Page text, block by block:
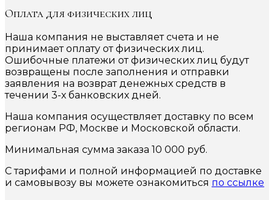
Оплата для физических лиц
Наша компания не выставляет счета и не
принимает оплату от физических лиц.
Ошибочные платежи от физических лиц будут
возвращены после заполнения и отправки
заявления на возврат денежных средств в
течении 3-х банковских дней.
Наша компания осуществляет доставку по всем
регионам РФ, Москве и Московской области.
Минимальная сумма заказа 10 000 руб.
С тарифами и полной информацией по доставке
и самовывозу вы можете ознакомиться по ссылке